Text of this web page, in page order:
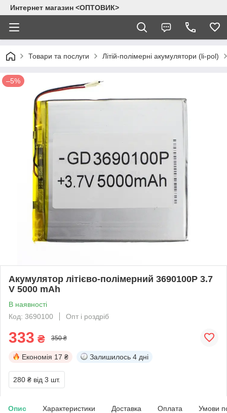
Интернет магазин <ОПТОВИК>
Товари та послуги Літій-полімерні акумулятори (li-pol)
–5%
Акумулятор літієво-полімерний 3690100P 3.7
V 5000 mAh
В наявності
Код: 3690100
Опт і роздріб
333 ₴ 350 ₴
Економія 17 ₴ Залишилось 4 дні
280 ₴ від 3 шт.
Опис Характеристики Доставка Оплата Умови